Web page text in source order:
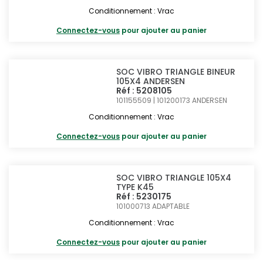
Conditionnement : Vrac
Connectez-vous pour ajouter au panier
SOC VIBRO TRIANGLE BINEUR
105X4 ANDERSEN
Réf : 5208105
101155509 | 101200173ANDERSEN
Conditionnement : Vrac
Connectez-vous pour ajouter au panier
SOC VIBRO TRIANGLE 105X4
TYPE K45
Réf : 5230175
101000713ADAPTABLE
Conditionnement : Vrac
Connectez-vous pour ajouter au panier